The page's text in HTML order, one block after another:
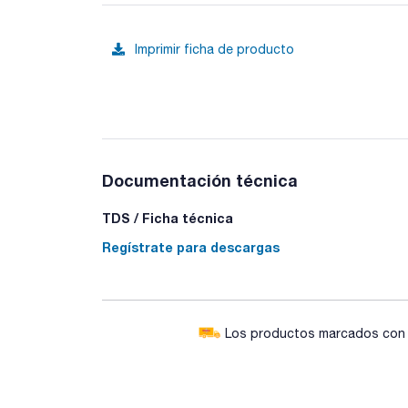
Imprimir ficha de producto
Documentación técnica
TDS / Ficha técnica
Regístrate para descargas
Los productos marcados con